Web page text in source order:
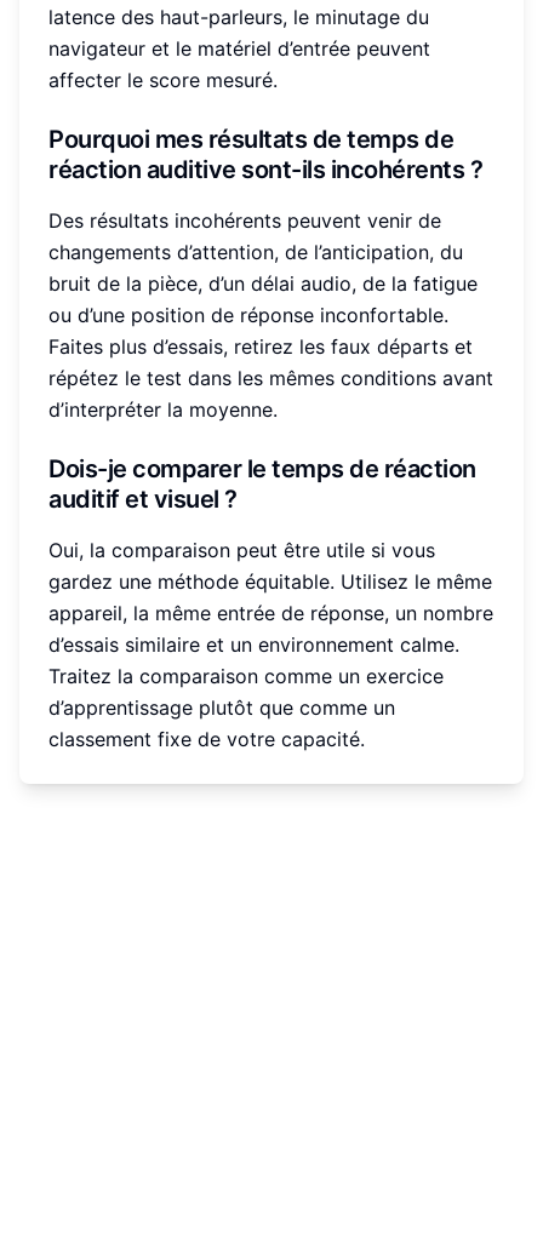
latence des haut-parleurs, le minutage du
navigateur et le matériel d’entrée peuvent
affecter le score mesuré.
Pourquoi mes résultats de temps de
réaction auditive sont-ils incohérents ?
Des résultats incohérents peuvent venir de
changements d’attention, de l’anticipation, du
bruit de la pièce, d’un délai audio, de la fatigue
ou d’une position de réponse inconfortable.
Faites plus d’essais, retirez les faux départs et
répétez le test dans les mêmes conditions avant
d’interpréter la moyenne.
Dois-je comparer le temps de réaction
auditif et visuel ?
Oui, la comparaison peut être utile si vous
gardez une méthode équitable. Utilisez le même
appareil, la même entrée de réponse, un nombre
d’essais similaire et un environnement calme.
Traitez la comparaison comme un exercice
d’apprentissage plutôt que comme un
classement fixe de votre capacité.